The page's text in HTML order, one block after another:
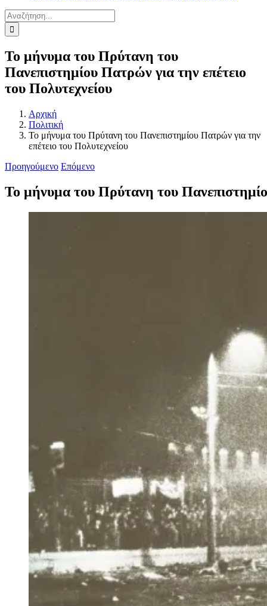
Αναζήτηση
για:
Το μήνυμα του Πρύτανη του
Πανεπιστημίου Πατρών για την επέτειο
του Πολυτεχνείου
Αρχική
Πολιτική
Το μήνυμα του Πρύτανη του Πανεπιστημίου Πατρών για την
επέτειο του Πολυτεχνείου
Προηγούμενο Επόμενο
Το μήνυμα του Πρύτανη του